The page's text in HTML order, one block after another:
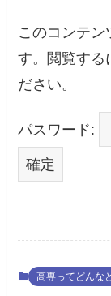
このコンテン
す。閲覧する
ださい。
パスワード:
高専ってどんな